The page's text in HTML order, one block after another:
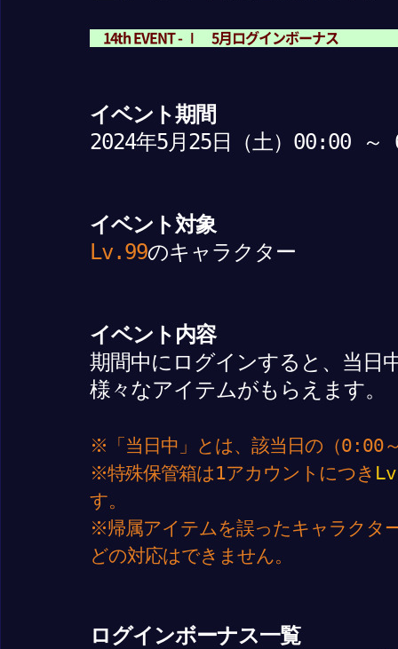
14th EVENT - Ⅰ 5月ログインボーナス
イベント期間
2024年5月25日（土）00:00 ～
イベント対象
Lv.99のキャラクター
イベント内容
期間中にログインすると、当日
様々なアイテムがもらえます。
※「当日中」とは、該当日の（0:00
※特殊保管箱は1アカウントにつき
す。
※帰属アイテムを誤ったキャラクタ
どの対応はできません。
ログインボーナス一覧